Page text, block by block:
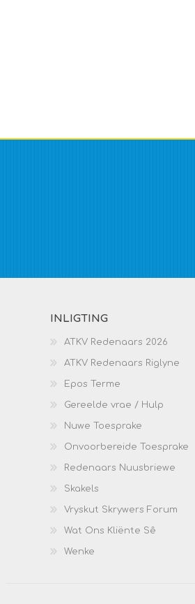
INLIGTING
ATKV Redenaars 2026
ATKV Redenaars Riglyne
Epos Terme
Gereelde vrae / Hulp
Nuwe Toesprake
Onvoorbereide Toesprake
Redenaars Nuusbriewe
Skakels
Vryskut Skrywers Forum
Wat Ons Kliënte Sê
Wenke